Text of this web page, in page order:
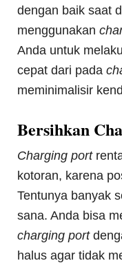
dengan baik saat
menggunakan
Anda untuk
cepat dari pada
meminimalisir
Bersihkan
Charging port
kotoran, karena
Tentunya banyak
sana. Anda bisa
charging port
halus agar tidak